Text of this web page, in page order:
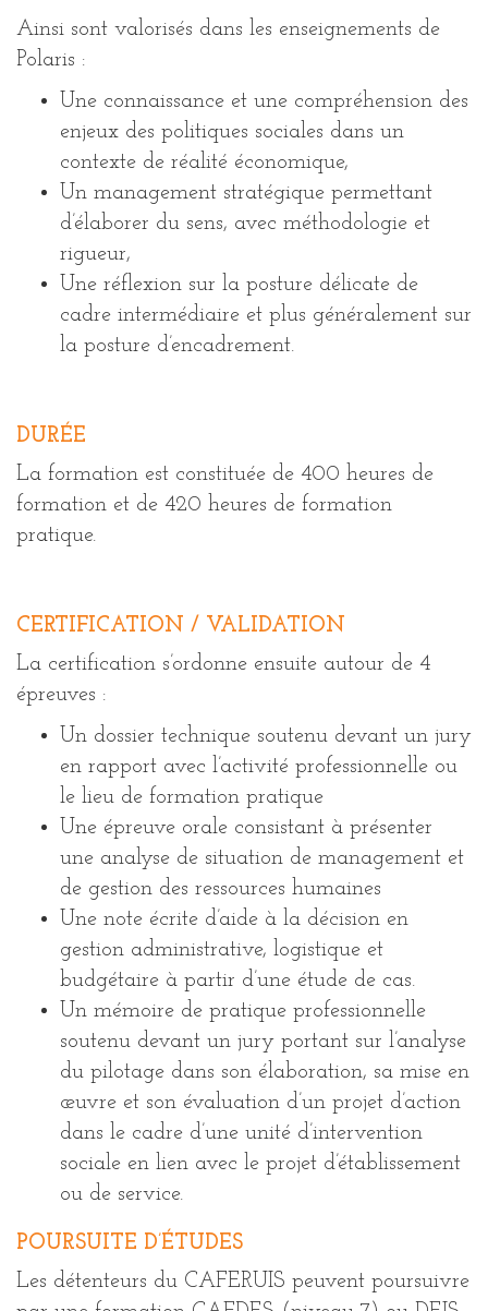
Ainsi sont valorisés dans les enseignements de
Polaris :
Une connaissance et une compréhension des
enjeux des politiques sociales dans un
contexte de réalité économique,
Un management stratégique permettant
d’élaborer du sens, avec méthodologie et
rigueur,
Une réflexion sur la posture délicate de
cadre intermédiaire et plus généralement sur
la posture d’encadrement.
DURÉE
La formation est constituée de 400 heures de
formation et de 420 heures de formation
pratique.
CERTIFICATION / VALIDATION
La certification s’ordonne ensuite autour de 4
épreuves :
Un dossier technique soutenu devant un jury
en rapport avec l’activité professionnelle ou
le lieu de formation pratique
Une épreuve orale consistant à présenter
une analyse de situation de management et
de gestion des ressources humaines
Une note écrite d’aide à la décision en
gestion administrative, logistique et
budgétaire à partir d’une étude de cas.
Un mémoire de pratique professionnelle
soutenu devant un jury portant sur l’analyse
du pilotage dans son élaboration, sa mise en
œuvre et son évaluation d’un projet d’action
dans le cadre d’une unité d’intervention
sociale en lien avec le projet d’établissement
ou de service.
POURSUITE D’ÉTUDES
Les détenteurs du CAFERUIS peuvent poursuivre